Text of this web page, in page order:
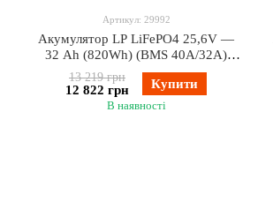
Артикул: 29992
Акумулятор LP LiFePO4 25,6V —
32 Ah (820Wh) (BMS 40A/32А)
пластик Smart BT
13 219 грн
12 822 грн Купити
В наявності